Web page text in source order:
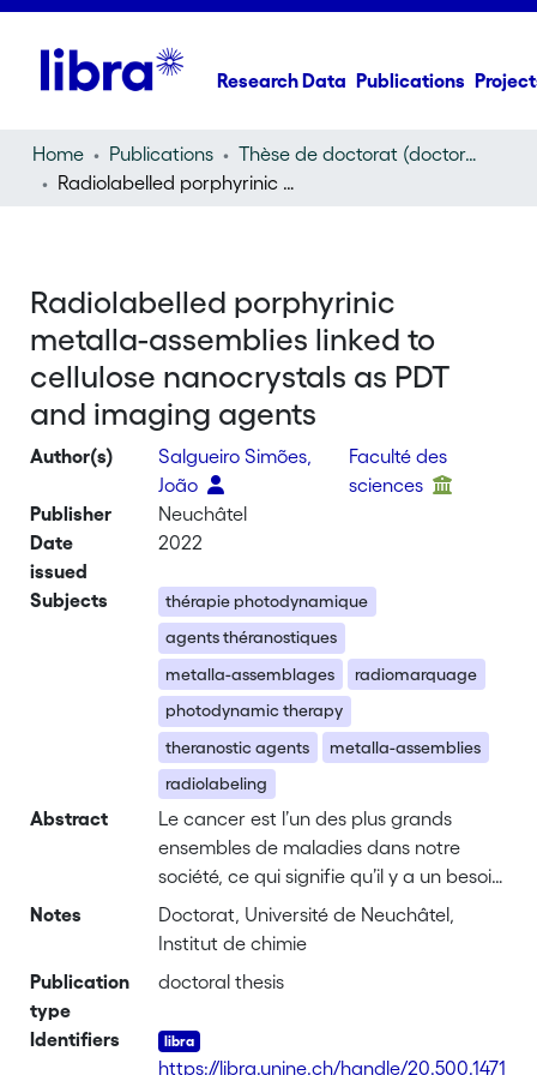
Research Data Publications
Home Publications
Thèse de doctorat (doctoral thesis)
Radiolabelled porphyrinic metalla-assemblies linked to cellulose nanocrystals as PDT and imaging agents
Radiolabelled porphyrinic
metalla-assemblies linked to
cellulose nanocrystals as PDT
and imaging agents
Author(s)
Salgueiro Simões,
João
Faculté des
sciences
Publisher
Neuchâtel
Date
issued
2022
Subjects
thérapie photodynamique
agents théranostiques
metalla-assemblages
radiomarquage
photodynamic therapy
theranostic agents
metalla-assemblies
radiolabeling
Abstract
Le cancer est l’un des plus grands
ensembles de maladies dans notre
société, ce qui signifie qu’il y a un besoin
urgent de nouveaux médicaments pour
traiter le cancer. L’un des plus grands
l’administration spécifique de
d’éviter les effets délétères sur les
Notes
Doctorat, Université de Neuchâtel,
Institut de chimie
Publication
type
doctoral thesis
Identifiers
https://libra.unine.ch/handle/20.500.1471